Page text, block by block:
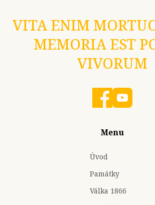
VITA ENIM
MEMORIA EST
VIVORUM
Menu
Úvod
Památky
Válka 1866